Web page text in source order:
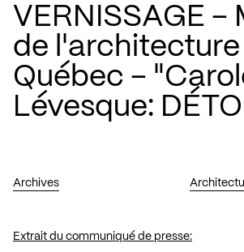
VERNISSAGE –
de l'architecture
Québec –
Lévesque:
Archives
Extrait du communiqué de presse: